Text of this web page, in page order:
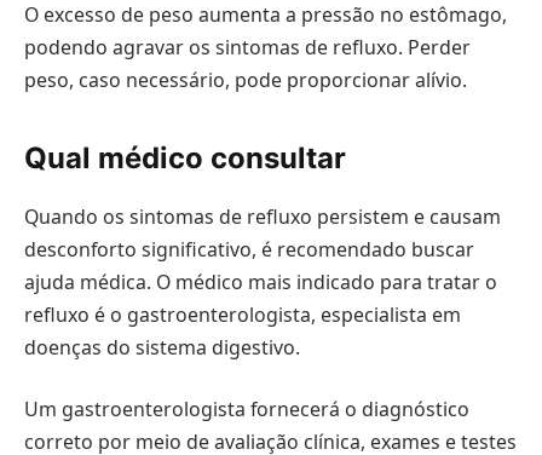
O excesso de peso aumenta a pressão no estômago,
podendo agravar os sintomas de refluxo. Perder
peso, caso necessário, pode proporcionar alívio.
Qual médico consultar
Quando os sintomas de refluxo persistem e causam
desconforto significativo, é recomendado buscar
ajuda médica. O médico mais indicado para tratar o
refluxo é o gastroenterologista, especialista em
doenças do sistema digestivo.
Um gastroenterologista fornecerá o diagnóstico
correto por meio de avaliação clínica, exames e testes